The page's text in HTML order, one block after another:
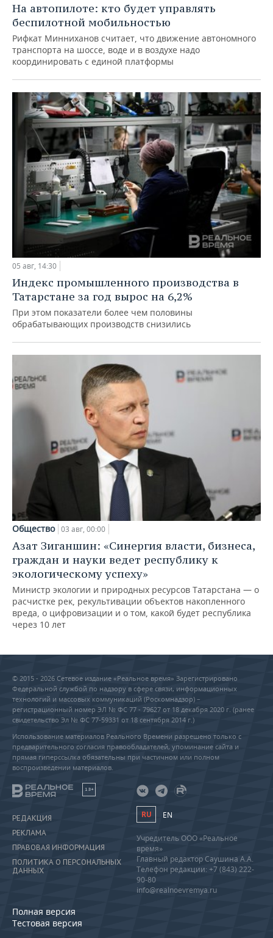
На автопилоте: кто будет управлять
беспилотной мобильностью
Рифкат Минниханов считает, что движение автономного
транспорта на шоссе, воде и в воздухе надо
координировать с единой платформы
05 авг, 14:30
Индекс промышленного производства в
Татарстане за год вырос на 6,2%
При этом показатели более чем половины
обрабатывающих производств снизились
Общество 03 авг, 00:00
Азат Зиганшин: «Синергия власти, бизнеса,
граждан и науки ведет республику к
экологическому успеху»
Министр экологии и природных ресурсов Татарстана — о
расчистке рек, рекультивации объектов накопленного
вреда, о цифровизации и о том, какой будет республика
через 10 лет
© 2015 - 2026 Сетевое издание «Реальное время» Зарегистрировано
Федеральной службой по надзору в сфере связи, информационных
технологий и массовых коммуникаций (Роскомнадзор) –
регистрационный номер ЭЛ № ФС 77 - 79627 от 18 декабря 2020 г. (ранее
свидетельство Эл № ФС 77-59331 от 18 сентября 2014 г.)
Использование материалов Реального Времени разрешено только с
предварительного согласия правообладателей, упоминание сайта и
прямая гиперссылка обязательны при частичном или полном
воспроизведении материалов.
18+
РЕДАКЦИЯ
РЕКЛАМА
ПРАВОВАЯ ИНФОРМАЦИЯ
ПОЛИТИКА О ПЕРСОНАЛЬНЫХ
ДАННЫХ
Полная версия
Тестовая версия
RU EN
Учредитель ООО «Реальное
время»
Главный редактор Саушина А.А.
Телефон редакции: +7 (843) 222-
90-80
info@realnoevremya.ru